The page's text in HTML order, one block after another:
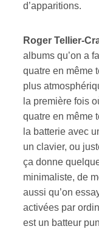
d’apparitions.
Roger Tellier-
albums qu’on a
quatre en même
plus
la première fois
quatre en même
la batterie avec
un clavier, ou
ça donne
minimaliste, de
aussi qu’on
activées par
est un batteur